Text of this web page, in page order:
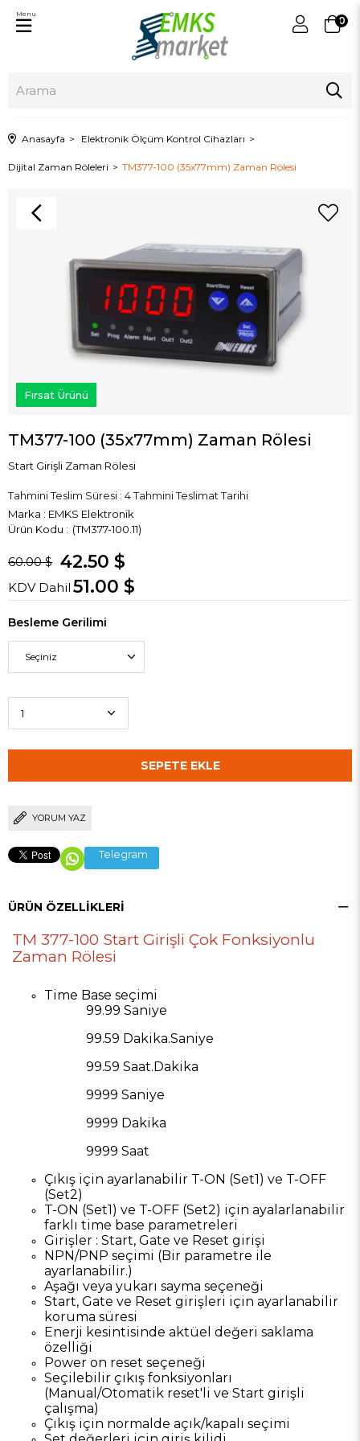
0
Menu
Anasayfa Elektronik Ölçüm Kontrol Cihazları
Dijital Zaman Röleleri TM377-100 (35x77mm) Zaman Rölesi
Fırsat Ürünü
TM377-100 (35x77mm) Zaman Rölesi
Start Girişli Zaman Rölesi
Tahmini Teslim Süresi : 4 Tahmini Teslimat Tarihi
Marka : EMKS Elektronik
(TM377-100.11)
60.00 $ 42.50 $
KDV Dahil 51.00 $
Besleme Gerilimi
YORUM YAZ
Telegram
ÜRÜN ÖZELLIKLERI
TM 377-100 Start Girişli Çok Fonksiyonlu
Zaman Rölesi
Time Base seçimi
99.99 Saniye
99.59 Dakika.Saniye
99.59 Saat.Dakika
9999 Saniye
9999 Dakika
9999 Saat
Çıkış için ayarlanabilir T-ON (Set1) ve T-OFF
(Set2)
T-ON (Set1) ve T-OFF (Set2) için ayalarlanabilir
farklı time base parametreleri
Girişler : Start, Gate ve Reset girişi
NPN/PNP seçimi (Bir parametre ile
ayarlanabilir.)
Aşağı veya yukarı sayma seçeneği
Start, Gate ve Reset girişleri için ayarlanabilir
koruma süresi
Enerji kesintisinde aktüel değeri saklama
özelliği
Power on reset seçeneği
Seçilebilir çıkış fonksiyonları
(Manual/Otomatik reset'li ve Start girişli
çalışma)
Çıkış için normalde açık/kapalı seçimi